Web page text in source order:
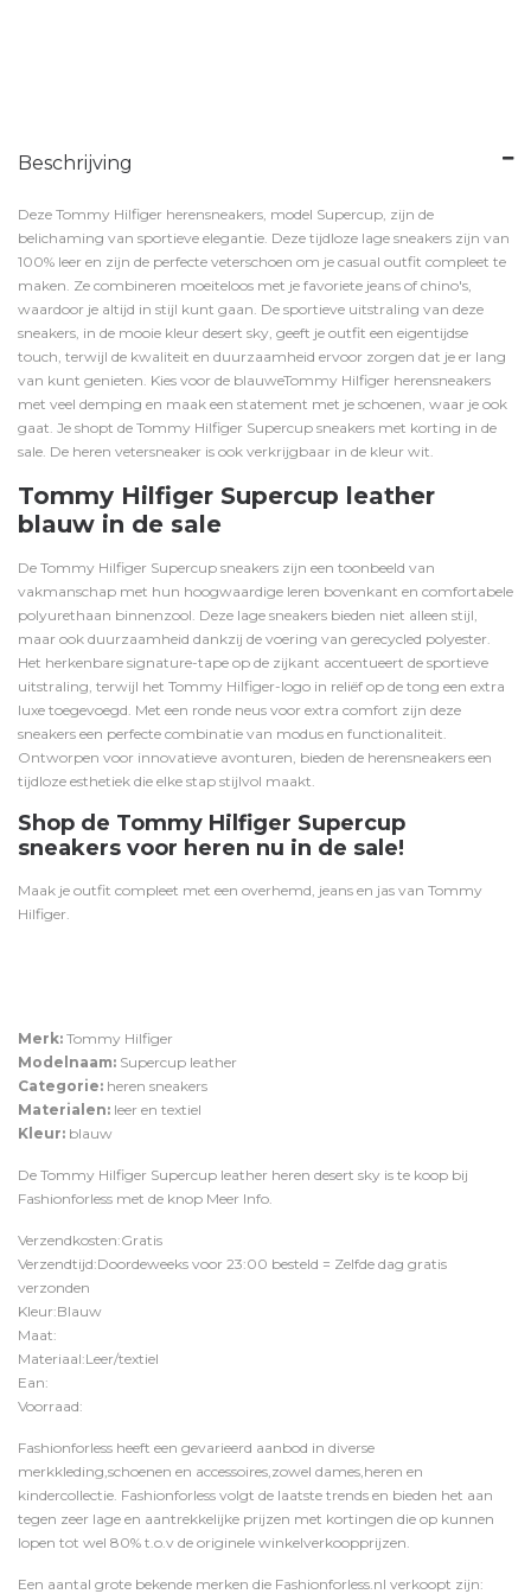
Beschrijving
Deze Tommy Hilfiger herensneakers, model Supercup, zijn de
belichaming van sportieve elegantie. Deze tijdloze lage sneakers zijn van
100% leer en zijn de perfecte veterschoen om je casual outfit compleet te
maken. Ze combineren moeiteloos met je favoriete jeans of chino's,
waardoor je altijd in stijl kunt gaan. De sportieve uitstraling van deze
sneakers, in de mooie kleur desert sky, geeft je outfit een eigentijdse
touch, terwijl de kwaliteit en duurzaamheid ervoor zorgen dat je er lang
van kunt genieten. Kies voor de blauweTommy Hilfiger herensneakers
met veel demping en maak een statement met je schoenen, waar je ook
gaat. Je shopt de Tommy Hilfiger Supercup sneakers met korting in de
sale. De heren vetersneaker is ook verkrijgbaar in de kleur wit.
Tommy Hilfiger Supercup leather
blauw in de sale
De Tommy Hilfiger Supercup sneakers zijn een toonbeeld van
vakmanschap met hun hoogwaardige leren bovenkant en comfortabele
polyurethaan binnenzool. Deze lage sneakers bieden niet alleen stijl,
maar ook duurzaamheid dankzij de voering van gerecycled polyester.
Het herkenbare signature-tape op de zijkant accentueert de sportieve
uitstraling, terwijl het Tommy Hilfiger-logo in reliëf op de tong een extra
luxe toegevoegd. Met een ronde neus voor extra comfort zijn deze
sneakers een perfecte combinatie van modus en functionaliteit.
Ontworpen voor innovatieve avonturen, bieden de herensneakers een
tijdloze esthetiek die elke stap stijlvol maakt.
Shop de Tommy Hilfiger Supercup
sneakers voor heren nu in de sale!
Maak je outfit compleet met een overhemd, jeans en jas van Tommy
Hilfiger.
Merk: Tommy Hilfiger
Modelnaam: Supercup leather
Categorie: heren sneakers
Materialen: leer en textiel
Kleur: blauw
De Tommy Hilfiger Supercup leather heren desert sky is te koop bij
Fashionforless met de knop Meer Info.
Verzendkosten:Gratis
Verzendtijd:Doordeweeks voor 23:00 besteld = Zelfde dag gratis
verzonden
Kleur:Blauw
Maat:
Materiaal:Leer/textiel
Ean:
Voorraad:
Fashionforless heeft een gevarieerd aanbod in diverse
merkkleding,schoenen en accessoires,zowel dames,heren en
kindercollectie. Fashionforless volgt de laatste trends en bieden het aan
tegen zeer lage en aantrekkelijke prijzen met kortingen die op kunnen
lopen tot wel 80% t.o.v de originele winkelverkoopprijzen.
Een aantal grote bekende merken die Fashionforless.nl verkoopt zijn: